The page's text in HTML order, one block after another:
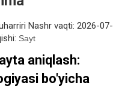
Nashr vaqti: 2026-07-
Sayt
aniqlash:
bo'yicha